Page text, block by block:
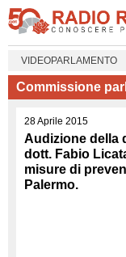
VIDEOPARLAMENTO
Commissione
28 Aprile 2015
Audizione della
dott. Fabio
misure di
Palermo.